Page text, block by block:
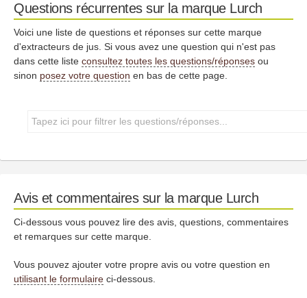
Questions récurrentes sur la marque Lurch
Voici une liste de questions et réponses sur cette marque
d'extracteurs de jus. Si vous avez une question qui n'est pas
dans cette liste consultez toutes les questions/réponses ou
sinon posez votre question en bas de cette page.
Avis et commentaires sur la marque Lurch
Ci-dessous vous pouvez lire des avis, questions, commentaires
et remarques sur cette marque.
Vous pouvez ajouter votre propre avis ou votre question en
utilisant le formulaire ci-dessous.